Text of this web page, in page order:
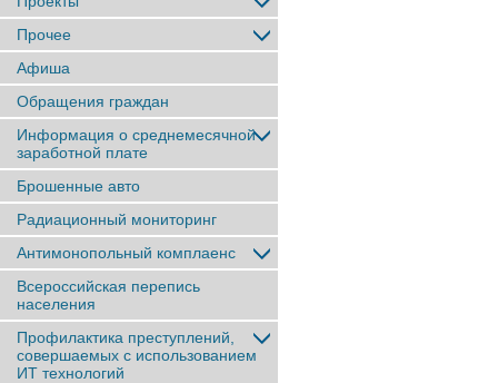
Прочее
Афиша
Обращения граждан
Информация о среднемесячной
заработной плате
Брошенные авто
Радиационный мониторинг
Антимонопольный комплаенс
Всероссийская перепись
населения
Профилактика преступлений,
совершаемых с использованием
ИТ технологий